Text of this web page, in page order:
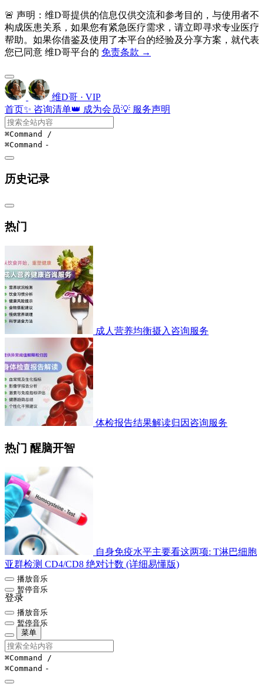
🚨 声明：维D哥提供的信息仅供交流和参考目的，与使用者不
构成医患关系，如果您有紧急医疗需求，请立即寻求专业医疗
帮助。如果你借鉴及使用了本平台的经验及分享方案，就代表
您已同意 维D哥平台的 免责条款 →
维D哥 · VIP
首页✨ 咨询清单👑 成为会员💡 服务声明
⌘Command /
⌘Command -
历史记录
热门
成人营养均衡摄入咨询服务
体检报告结果解读归因咨询服务
热门 醒脑开智
自身免疫水平主要看这两项: T淋巴细胞
亚群检测 CD4/CD8 绝对计数 (详细易懂版)
播放音乐
暂停音乐
登录
播放音乐
暂停音乐
菜单
⌘Command /
⌘Command -